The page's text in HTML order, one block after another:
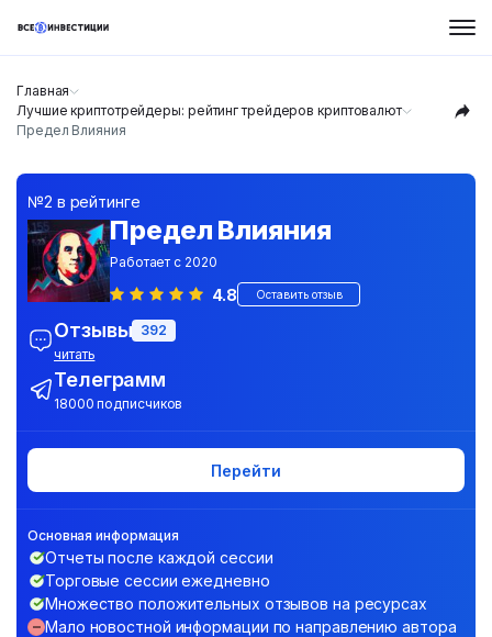
Главная
Лучшие криптотрейдеры: рейтинг трейдеров криптовалют
Предел Влияния
№2 в рейтинге
Предел Влияния
Работает с 2020
4.8 Оставить отзыв
Отзывы 392
читать
Телеграмм
18000 подписчиков
Основная информация
Отчеты после каждой сессии
Торговые сессии ежедневно
Множество положительных отзывов на ресурсах
Мало новостной информации по направлению автора
Перейти